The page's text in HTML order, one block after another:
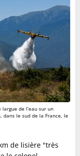
de l’eau sur un
dans le sud de la France, le
de lisière "très